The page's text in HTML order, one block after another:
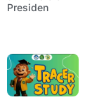
Presiden